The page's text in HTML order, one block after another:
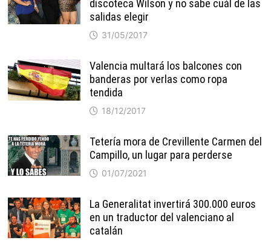
discoteca Wilson y no sabe cuál de las
salidas elegir
31/05/2017
Valencia multará los balcones con
banderas por verlas como ropa
tendida
18/12/2017
Tetería mora de Crevillente Carmen del
Campillo, un lugar para perderse
01/07/2021
La Generalitat invertirá 300.000 euros
en un traductor del valenciano al
catalán